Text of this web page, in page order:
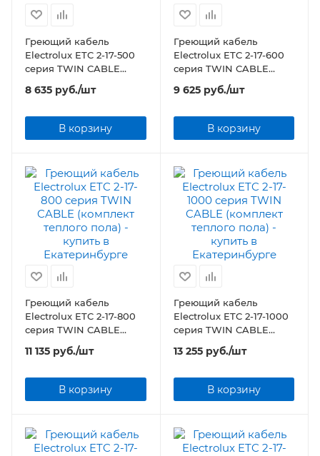
Греющий кабель
Electrolux ETC 2-17-500
серия TWIN CABLE
(комплект теплого пола)
8 635 руб./шт
В корзину
Греющий кабель
Electrolux ETC 2-17-600
серия TWIN CABLE
(комплект теплого пола)
9 625руб./шт
В корзину
Греющий кабель
Electrolux ETC 2-17-800
серия TWIN CABLE
(комплект теплого пола)
11 135 руб./шт
В корзину
Греющий кабель
Electrolux ETC 2-17-1000
серия TWIN CABLE
(комплект теплого пола)
13 255руб./шт
В корзину